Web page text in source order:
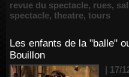
revue du spectacle, rues,
spectacle, theatre, tours
Les enfants de la "balle"
Bouillon
| 17/